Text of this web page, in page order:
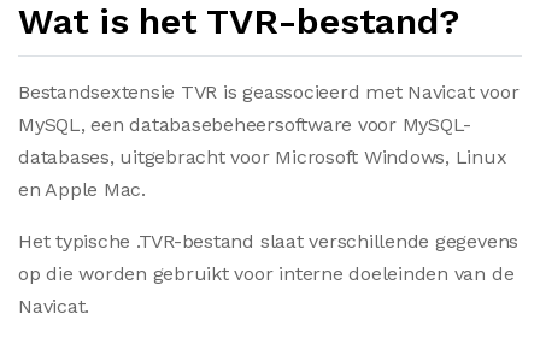
Wat is het TVR-bestand?
Bestandsextensie TVR is geassocieerd met Navicat voor
MySQL, een databasebeheersoftware voor MySQL-
databases, uitgebracht voor Microsoft Windows, Linux
en Apple Mac.
Het typische .TVR-bestand slaat verschillende gegevens
op die worden gebruikt voor interne doeleinden van de
Navicat.